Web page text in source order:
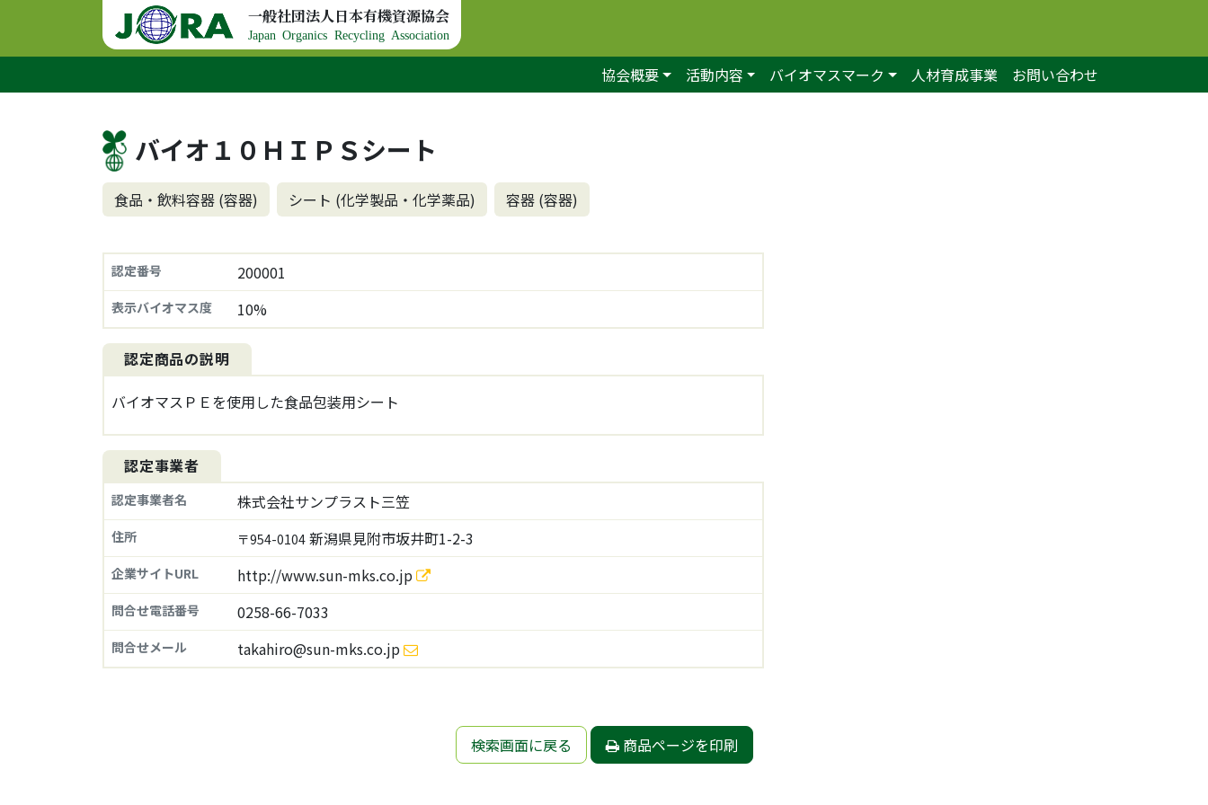
コンテンツへスキップ
メインナビゲーション
一般社団法人日本有機資源協会
Japan Organics Recycling Association
協会概要 活動内容 バイオマスマーク 人材育成事業 お問い合わせ
バイオ１０ＨＩＰＳシート
食品・飲料容器 (容器) シート (化学製品・化学薬品) 容器 (容器)
認定番号 200001
表示バイオマス度 10%
認定商品の説明
バイオマスＰＥを使用した食品包装用シート
認定事業者
認定事業者名 株式会社サンプラスト三笠
住所 〒954-0104 新潟県見附市坂井町1-2-3
企業サイトURL http://www.sun-mks.co.jp
問合せ電話番号 0258-66-7033
問合せメール takahiro@sun-mks.co.jp
検索画面に戻る 商品ページを印刷